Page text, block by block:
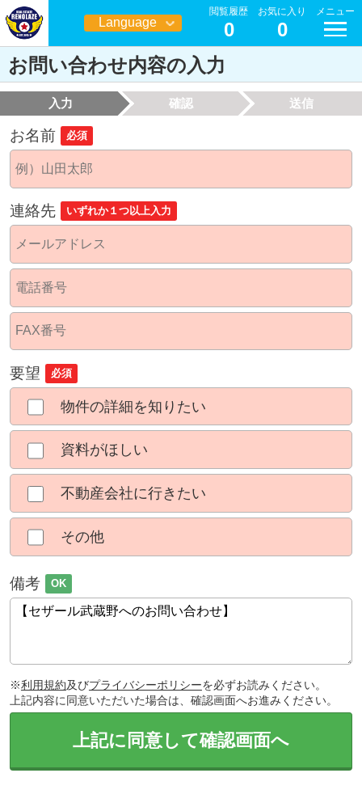
Language
日本語
閲覧履歴
0
お気に入り
0
メニュー
お問い合わせ内容の入力
入力 確認 送信
お名前 必須
連絡先 いずれか１つ以上入力
要望 必須
物件の詳細を知りたい
資料がほしい
不動産会社に行きたい
その他
備考 OK
※利用規約及びプライバシーポリシーを必ずお読みください。
上記内容に同意いただいた場合は、確認画面へお進みください。
上記に同意して確認画面へ